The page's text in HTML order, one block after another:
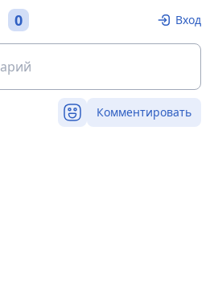
0 Вход
Комментировать